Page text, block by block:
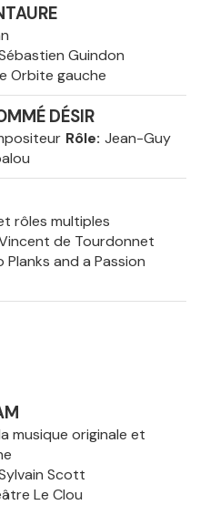
Guindon
Orbite gauche
DÉSIR
Rôle Jean-Guy
rôles multiples
de Tourdonnet
Planks and a Passion
musique originale et
Scott
Le Clou